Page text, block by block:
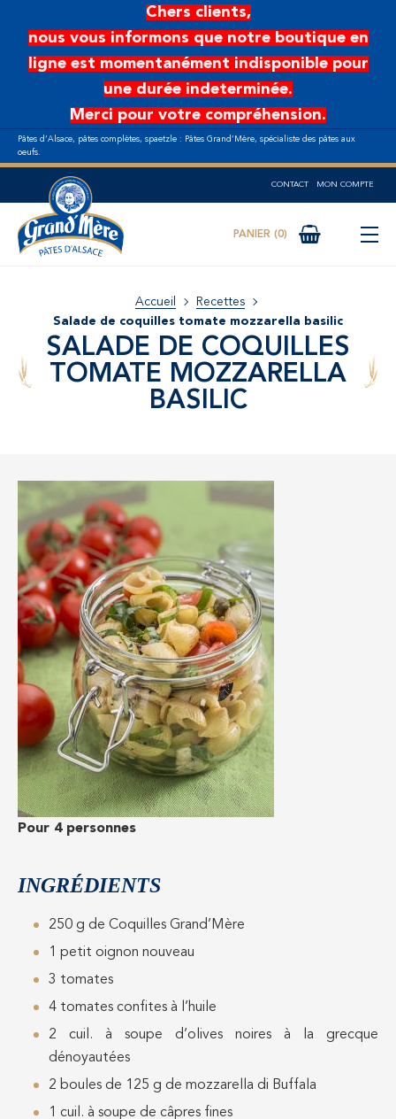
Aller au contenu principalChers clients,
nous vous informons que notre boutique en
ligne est momentanément indisponible pour
une durée indeterminée.
Merci pour votre compréhension.
Pâtes d’Alsace, pâtes complètes, spaetzle : Pâtes Grand’Mère, spécialiste des pâtes aux
oeufs.
CONTACT MON COMPTE
0
Accueil
Recettes
Salade de coquilles tomate mozzarella basilic
SALADE DE COQUILLES
TOMATE MOZZARELLA
BASILIC
Pour 4 personnes
INGRÉDIENTS
250 g de Coquilles Grand’Mère
1 petit oignon nouveau
3 tomates
4 tomates confites à l’huile
2 cuil. à soupe d’olives noires à la grecque
dénoyautées
2 boules de 125 g de mozzarella di Buffala
1 cuil. à soupe de câpres fines